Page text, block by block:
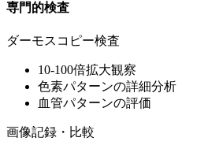
専門的検査
ダーモスコピー検査
10-100倍拡大観察
色素パターンの詳細分析
血管パターンの評価
画像記録・比較